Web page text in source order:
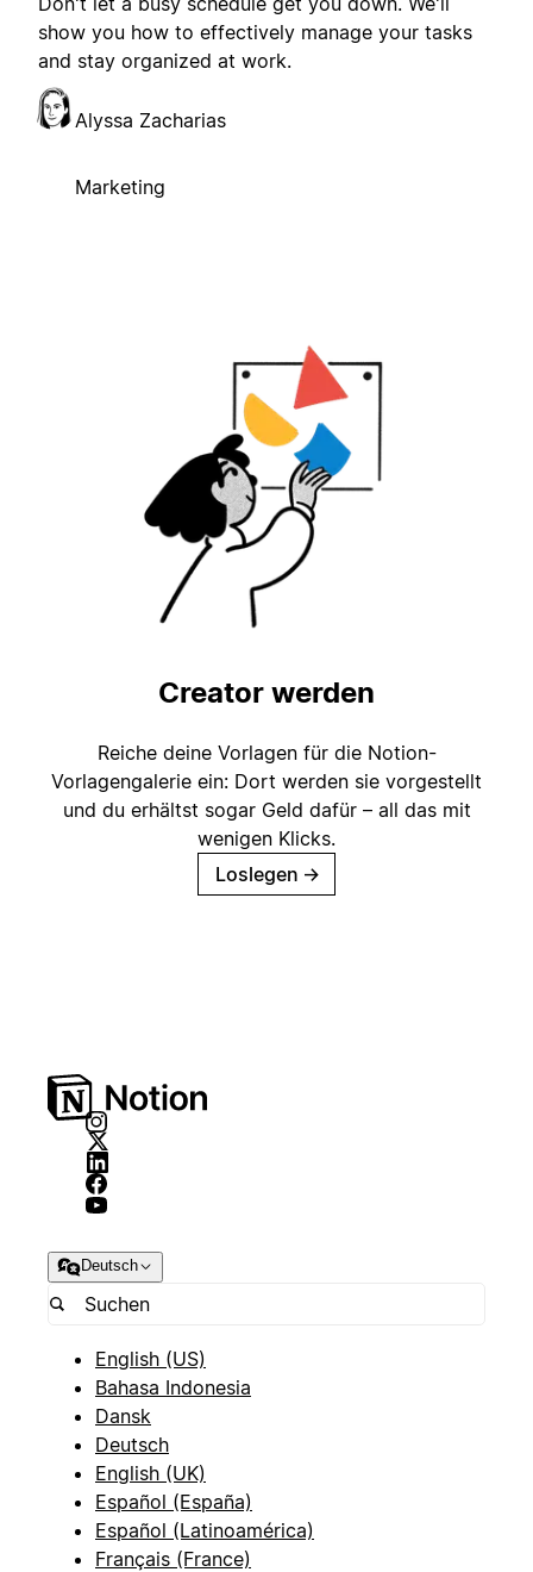
show you how to effectively manage your tasks
and stay organized at work.
Alyssa Zacharias
Marketing
Creator werden
Reiche deine Vorlagen für die Notion-
Vorlagengalerie ein: Dort werden sie vorgestellt
und du erhältst sogar Geld dafür – all das mit
wenigen Klicks.
Loslegen →
Deutsch
English (US)
Bahasa Indonesia
Dansk
Deutsch
English (UK)
Español (España)
Español (Latinoamérica)
Français (France)